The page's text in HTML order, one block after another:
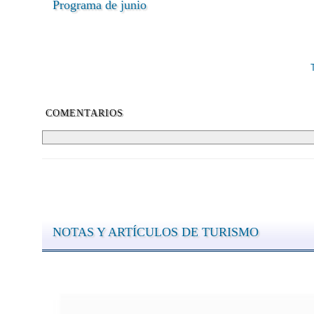
Programa de junio
COMENTARIOS
NOTAS Y ARTÍCULOS DE TURISMO